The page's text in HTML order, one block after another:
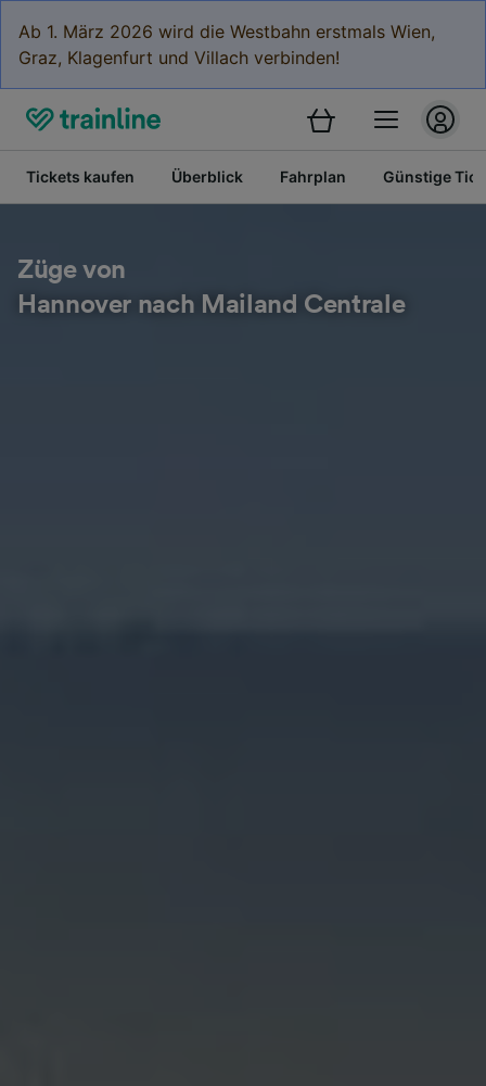
Ab 1. März 2026 wird die Westbahn erstmals Wien,
Graz, Klagenfurt und Villach verbinden!
Tickets kaufen Überblick Fahrplan Günstige
Züge von
Hannover nach Mailand Centrale